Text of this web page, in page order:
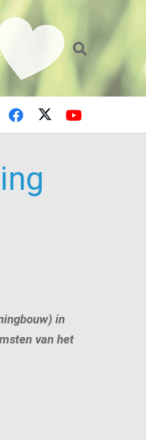
in
van het